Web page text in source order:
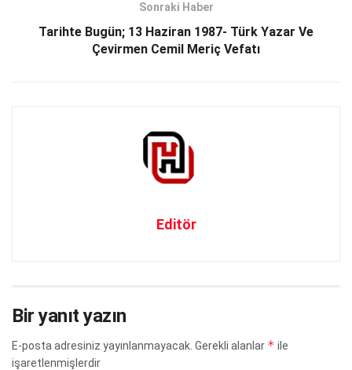
Sonraki Haber
Tarihte Bugün; 13 Haziran 1987- Türk Yazar Ve
Çevirmen Cemil Meriç Vefatı
Editör
Bir yanıt yazın
E-posta adresiniz yayınlanmayacak. Gerekli alanlar * ile
işaretlenmişlerdir